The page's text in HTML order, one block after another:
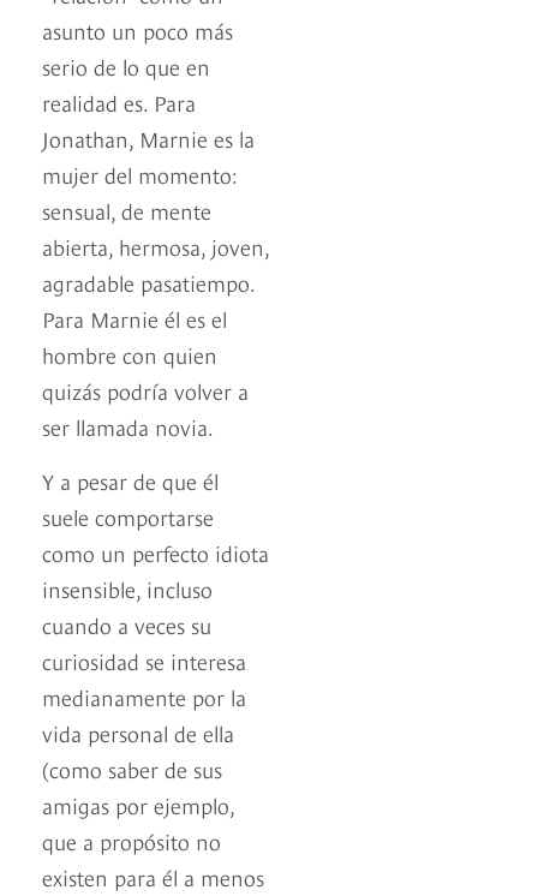
asunto un poco más
serio de lo que en
realidad es. Para
Jonathan, Marnie es la
mujer del momento:
sensual, de mente
abierta, hermosa, joven,
agradable pasatiempo.
Para Marnie él es el
hombre con quien
quizás podría volver a
ser llamada novia.
Y a pesar de que él
suele comportarse
como un perfecto idiota
insensible, incluso
cuando a veces su
curiosidad se interesa
medianamente por la
vida personal de ella
(como saber de sus
amigas por ejemplo,
que a propósito no
existen para él a menos